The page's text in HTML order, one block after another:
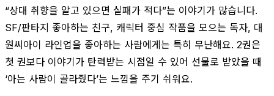
“상대 취향을 알고 있으면 실패가 적다”는 이야기가 많습니다.
SF/판타지 좋아하는 친구, 캐릭터 중심 작품을 모으는 독자, 대
원씨아이 라인업을 좋아하는 사람에게는 특히 무난해요. 2권은
첫 권보다 이야기가 탄력받는 시점일 수 있어 선물로 받았을 때
‘아는 사람이 골라줬다’는 느낌을 주기 쉬워요.